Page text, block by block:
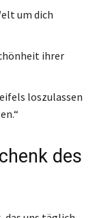
um dich
ihrer
loszulassen
des